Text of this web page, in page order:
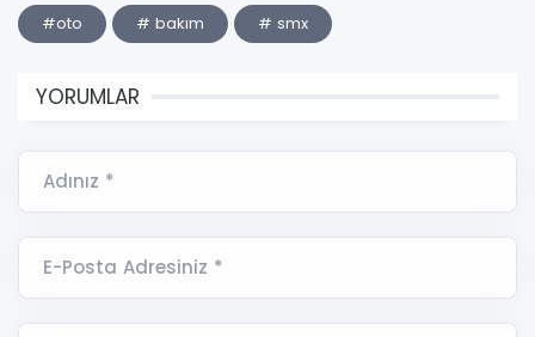
#oto # bakım # smx
YORUMLAR
Adınız *
E-Posta Adresiniz *